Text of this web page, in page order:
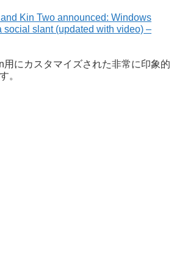
Kin Two announced: Windows
social slant (updated with video) –
用にカスタマイズされた非常に印象的
。